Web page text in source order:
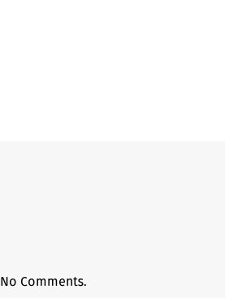
No Comments.